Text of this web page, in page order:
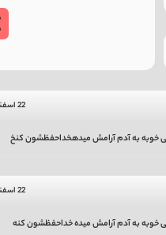
22 اسفند 1400
خوبه به آدم آرامش میدهخداحفظشون کنخ
22 اسفند 1400
خوبه به آدم آرامش میده خداحفظشون کنه